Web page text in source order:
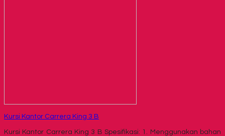
Kursi Kantor Carrera King 3 B
Kursi Kantor Carrera King 3 B Spesifikasi: 1. Menggunakan bahan